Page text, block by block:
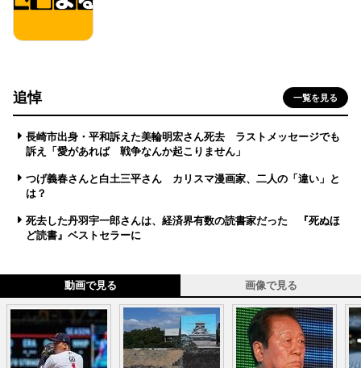
追悼 一覧を見る
長崎市出身・平和訴えた美輪明宏さん死去 ラストメッセージでも
訴え「愛があれば 戦争なんか起こりません」
つげ義春さんと白土三平さん カリスマ漫画家、二人の「違い」と
は？
死去した丹羽宇一郎さんは、経済界有数の読書家だった 『死ぬほ
ど読書』ベストセラーに
動画で見る 画像で見る